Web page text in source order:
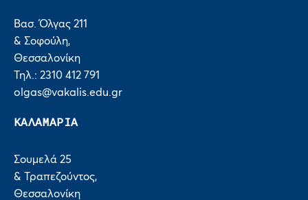
Βασ. Όλγας 211
& Σοφούλη,
Θεσσαλονίκη
Τηλ.: 2310 412 791
olgas@vakalis.edu.gr
ΚΑΛΑΜΑΡΙΑ
Σουμελά 25
& Τραπεζούντος,
Θεσσαλονίκη